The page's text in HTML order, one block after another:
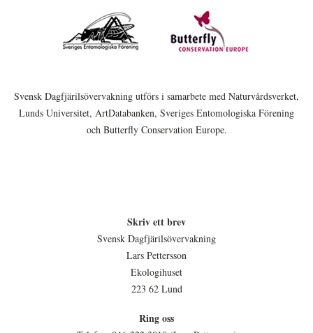
Svensk Dagfjärilsövervakning utförs i samarbete med Naturvårdsverket,
Lunds Universitet, ArtDatabanken, Sveriges Entomologiska Förening
och Butterfly Conservation Europe.
Skriv ett brev
Svensk Dagfjärilsövervakning
Lars Pettersson
Ekologihuset
223 62 Lund
Ring oss